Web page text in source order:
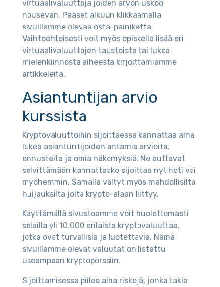
virtuaalivaluuttoja joiden arvon uskoo
nousevan. Pääset alkuun klikkaamalla
sivuillamme olevaa osta-painiketta.
Vaihtoehtoisesti voit myös opiskella lisää eri
virtuaalivaluuttojen taustoista tai lukea
mielenkiinnosta aiheesta kirjoittamiamme
artikkeleita.
Asiantuntijan arvio
kurssista
Kryptovaluuttoihin sijoittaessa kannattaa aina
lukea asiantuntijoiden antamia arvioita,
ennusteita ja omia näkemyksiä. Ne auttavat
selvittämään kannattaako sijoittaa nyt heti vai
myöhemmin. Samalla vältyt myös mahdollisilta
huijauksilta joita krypto-alaan liittyy.
Käyttämällä sivustoamme voit huolettomasti
selailla yli 10.000 erilaista kryptovaluuttaa,
jotka ovat turvallisia ja luotettavia. Nämä
sivuillamme olevat valuutat on listattu
useampaan kryptopörssiin.
Sijoittamisessa piilee aina riskejä, jonka takia